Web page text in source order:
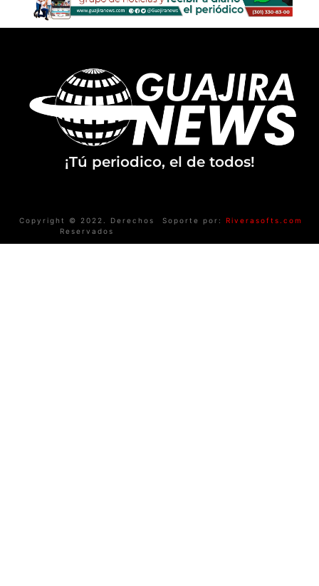
¡Tú periodico, el de todos!
Copyright © 2022. Derechos
Reservados
Soporte por: Riverasofts.com